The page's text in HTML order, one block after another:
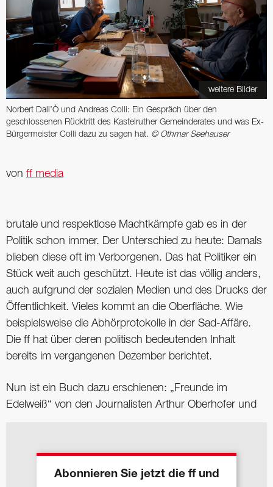
weitere Bilder
Norbert Dall’Ò und Andreas Colli: Ein Gespräch über den
geschlossenen Rücktritt des Kastelruther Gemeinderates und was Ex-
Bürgermeister Colli dazu zu sagen hat. © Othmar Seehauser
von ff media
brutale und respektlose Machtkämpfe gab es in der
Politik schon immer. Der Unterschied zu heute: Damals
blieben diese oft im Verborgenen. Das hat Politiker ein
Stück weit auch geschützt. Heute ist das völlig anders,
auch aufgrund der sozialen Medien und des Drucks der
Öffentlichkeit. Vieles kommt an die Oberfläche. Wie
beispielsweise die Abhörprotokolle in der Sad-Affäre.
Die ff hat über deren politisch bedeutenden Inhalt
bereits im vergangenen Dezember berichtet.
Nun ist ein Buch dazu erschienen: „Freunde im
Edelweiß“ von den Journalisten Arthur Oberhofer und
Abonnieren Sie jetzt die ff und